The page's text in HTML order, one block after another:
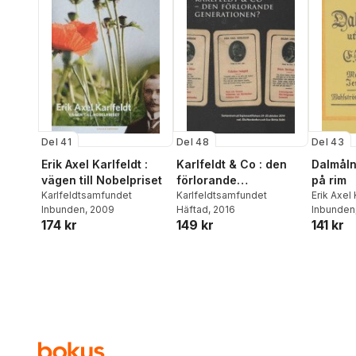
Åkesson
Bruno K Öijer
Anders Österling
Del 41
Erik Axel Karlfeldt :
vägen till Nobelpriset
Karlfeldtsamfundet
Inbunden, 2009
174 kr
Del 48
Karlfeldt & Co : den
förlorande
generationen?
Karlfeldtsamfundet
Häftad, 2016
149 kr
Del 43
på rim
Erik Axel
Inbunden
141 kr